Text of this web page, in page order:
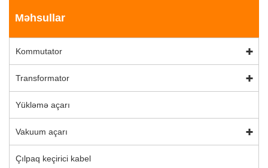
Məhsullar
Kommutator
Transformator
Yükləmə açarı
Vakuum açarı
Çılpaq keçirici kabel